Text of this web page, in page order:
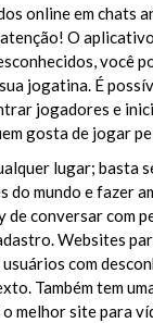
online em chats
O
você
jogatina. É
jogadores e
gosta de jogar
lugar; basta
do mundo e fazer
conversar com
Websites
com
Também tem
melhor site para